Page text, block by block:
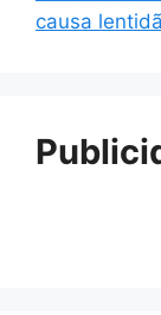
causa